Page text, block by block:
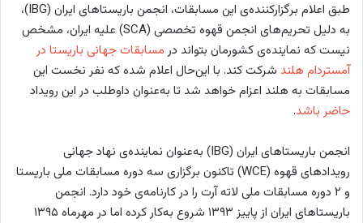
طبق اعلام برگزارکننده‌ی این مسابقات، انجمن باریستاهای ایران (IBG)،
به دلیل تحریم‌های انجمن قهوه تخصصی (SCA) علیه ایران، مشخص
نیست که نماینده‌ی کشورمان بتواند درمسابقات جهانی باریستا در
آمستردام هلند شرکت کند. با این‌حال اعلام شده که نفر نخست این
مسابقات به هلند اعزام خواهد شد تا به‌عنوان داوطلب در این رویداد
حاضر باشد.
انجمن باریستاهای ایران (IBG) به‌عنوان نماینده‌ی نهاد جهانی
رویدادهای قهوه (WCE) تاکنون برگزاری سه دوره مسابقات ملی باریستا
و ۲ دوره مسابقات ملی لاته آرت را در کارنامه‌ی خود دارد. انجمن
باریستاهای ایران از پاییز ۱۳۹۳ شروع به‌کار کرده اما در مهرماه ۱۳۹۵